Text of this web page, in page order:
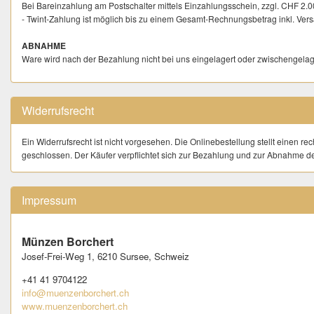
Bei Bareinzahlung am Postschalter mittels Einzahlungsschein, zzgl. CHF
- Twint-Zahlung ist möglich bis zu einem Gesamt-Rechnungsbetrag inkl.
ABNAHME
Ware wird nach der Bezahlung nicht bei uns eingelagert oder
LIEFERUNG
Der Versand erfolgt nach vollständigem Zahlungseingang die vom Käufer
Formular (Kaufen | gekaufte Artikel | Jetzt Bezahlen - Käufer möchte
- Der Versand an My Post 24 - Stationen, sowie "Postlagernd" wird
Versand ins Ausland erfolgt nur sofern explizit angeboten, bis max. CHF
VERSANDKOSTEN
jeden weiteren Artikel.
Der Verkäufer übernimmt das volle Versandrisiko für eingeschrieben
Für Artikel, welche nicht per Einschreiben, Signature oder Express
Widerrufsrecht
Ein Widerrufsrecht ist nicht vorgesehen. Die Onlinebestellung stellt einen
geschlossen. Der Käufer verpflichtet sich zur Bezahlung und zur Abnahme
Impressum
Münzen Borchert
Josef-Frei-Weg 1, 6210 Sursee, Schweiz
+41 41 9704122
info@muenzenborchert.ch
www.muenzenborchert.ch